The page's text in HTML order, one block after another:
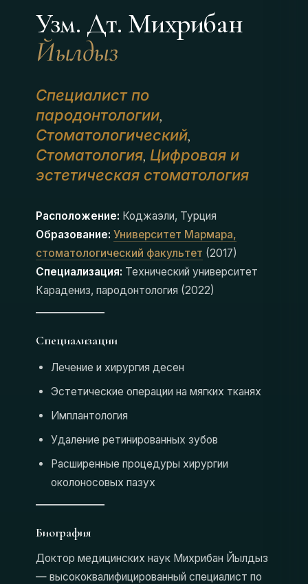
Узм. Дт. Михрибан
Йылдыз
Специалист по
пародонтологии,
Стоматологический,
Стоматология, Цифровая и
эстетическая стоматология
Расположение: Коджаэли, Турция
Образование: Университет Мармара,
стоматологический факультет (2017)
Специализация: Технический университет
Карадениз, пародонтология (2022)
Специализации
Лечение и хирургия десен
Эстетические операции на мягких тканях
Имплантология
Удаление ретинированных зубов
Расширенные процедуры хирургии
околоносовых пазух
Биография
Доктор медицинских наук Михрибан Йылдыз
— высококвалифицированный специалист по